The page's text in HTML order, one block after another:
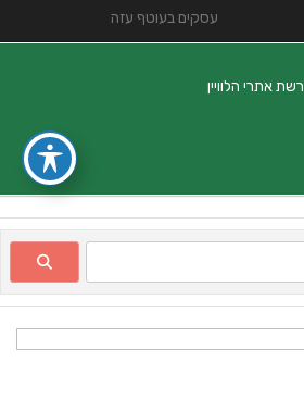
עסקים בעוטף עזה
רשת אתרי הלוויין